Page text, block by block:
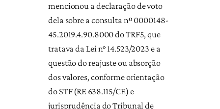
mencionou a declaração de voto
dela sobre a consulta nº 0000148-
45.2019.4.90.8000 do TRF5, que
tratava da Lei n° 14.523/2023 e a
questão do reajuste ou absorção
dos valores, conforme orientação
do STF (RE 638.115/CE) e
jurisprudência do Tribunal de